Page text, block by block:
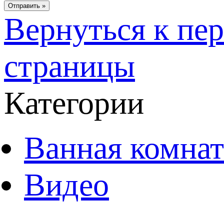
Вернуться к
страницы
Категории
Ванная
Видео